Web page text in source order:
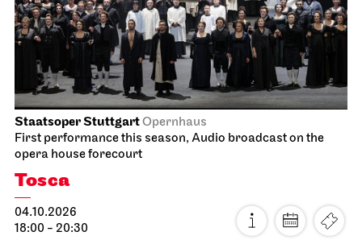
Staatsoper StuttgartOpernhaus
First performance this season, Audio broadcast on the
opera house forecourt
Tosca
04.10.2026
18:00 - 20:30